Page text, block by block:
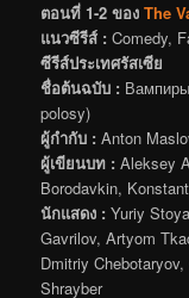
ตอนที่ 1-2 ของ The
แนวซีรีส์ : Comedy,
ซีรีส์ประเทศรัสเซีย
ชื่อต้นฉบับ :
polosy)
ผู้กำกับ : Anton
ผู้เขียนบท : Aleksey
Borodavkin,
นักแสดง : Yuriy
Gavrilov, Artyom
Dmitriy
Shrayber